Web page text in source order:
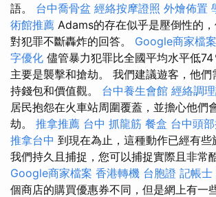
語。 台中喬骨盆 經絡按摩證照 外燴佈置
術館推薦 Adams的存在似乎是壓倒性的
對犯罪不斷轟炸的回答。 Google商家檔案
字優化 儘管暴力犯罪比全國平均水平低
主要是襲擊和搶劫。 我們建議遊客，他們
持錢包和價值觀。 台中養生會館 經絡調
居民抱怨在火車站周圍覆蓋，並擔心他們
劫。 推拿推薦 台中 抓龍筋 餐盒 台中頭
推拿台中 到現在為止，這種動作已經有些
我們持久且捕捉，您可以捕捉實際且非常
Google商家檔案 香港轉機 台胞證 記帳士
個商店的購買優惠券不同，但是網上有一